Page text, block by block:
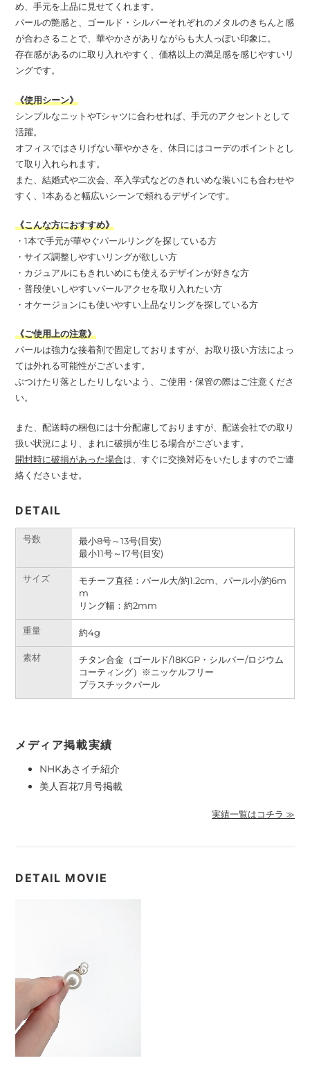
め、手元を上品に見せてくれます。
パールの艶感と、ゴールド・シルバーそれぞれのメタルのきちんと感
が合わさることで、華やかさがありながらも大人っぽい印象に。
存在感があるのに取り入れやすく、価格以上の満足感を感じやすいリ
ングです。
《使用シーン》
シンプルなニットやTシャツに合わせれば、手元のアクセントとして
活躍。
オフィスではさりげない華やかさを、休日にはコーデのポイントとし
て取り入れられます。
また、結婚式や二次会、卒入学式などのきれいめな装いにも合わせや
すく、1本あると幅広いシーンで頼れるデザインです。
《こんな方におすすめ》
・1本で手元が華やぐパールリングを探している方
・サイズ調整しやすいリングが欲しい方
・カジュアルにもきれいめにも使えるデザインが好きな方
・普段使いしやすいパールアクセを取り入れたい方
・オケージョンにも使いやすい上品なリングを探している方
《ご使用上の注意》
パールは強力な接着剤で固定しておりますが、お取り扱い方法によっ
ては外れる可能性がございます。
ぶつけたり落としたりしないよう、ご使用・保管の際はご注意くださ
い。
また、配送時の梱包には十分配慮しておりますが、配送会社での取り
扱い状況により、まれに破損が生じる場合がございます。
開封時に破損があった場合は、すぐに交換対応をいたしますのでご連
絡くださいませ。
DETAIL
号数
最小8号～13号(目安)
最小11号～17号(目安)
サイズ モチーフ直径：パール大/約1.2cm、パール小/約6m
m
リング幅： 約2mm
重量 約4g
素材
チタン合金（ゴールド/18KGP・シルバー/ロジウム
コーティング）※ニッケルフリー
プラスチックパール
メディア掲載実績
NHKあさイチ紹介
美人百花7月号掲載
実績一覧はコチラ ≫
DETAIL MOVIE